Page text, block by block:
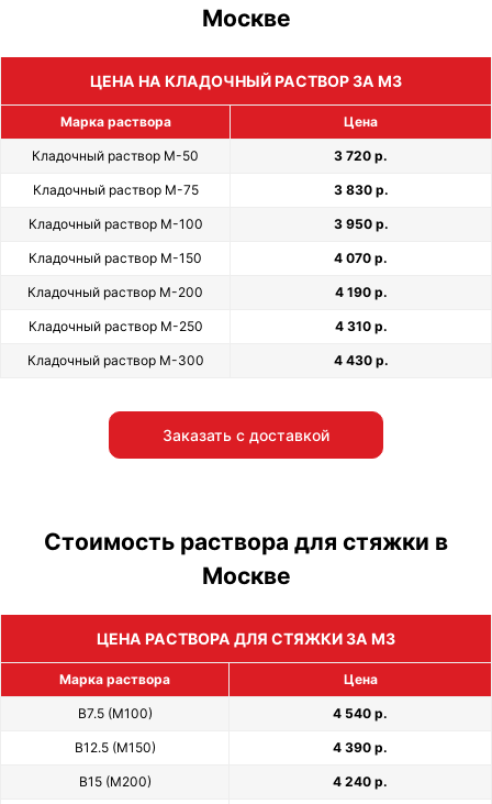
Москве
ЦЕНА НА КЛАДОЧНЫЙ РАСТВОР ЗА М3
Марка раствора Цена
Кладочный раствор М-50 3 720 р.
Кладочный раствор М-75 3 830 р.
Кладочный раствор М-100 3 950 р.
Кладочный раствор М-150 4 070 р.
Кладочный раствор М-200 4 190 р.
Кладочный раствор М-250 4 310 р.
Кладочный раствор М-300 4 430 р.
Заказать с доставкой
Стоимость раствора для стяжки в
Москве
ЦЕНА РАСТВОРА ДЛЯ СТЯЖКИ ЗА М3
Марка раствора Цена
В7.5 (М100) 4 540 р.
В12.5 (М150) 4 390 р.
В15 (М200) 4 240 р.